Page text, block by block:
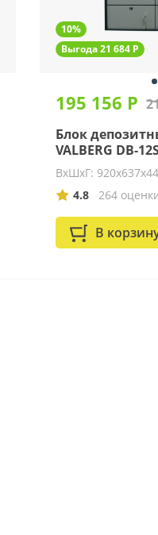
10%
Выгода 21 684 Р
195 156 Р
Блок
VALBERG DB-
ВхШхГ:
4.8
264
В